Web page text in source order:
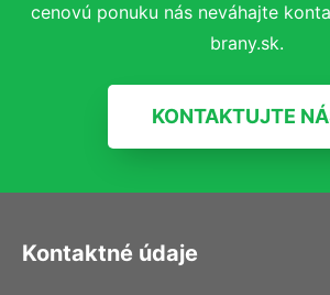
cenovú ponuku nás neváhajte
brany.sk.
KONTAKTUJTE
Kontaktné údaje